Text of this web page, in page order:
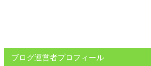
ブログ運営者プロフィール